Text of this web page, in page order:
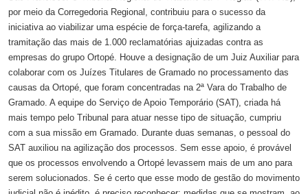
por meio da Corregedoria Regional, contribuiu para o sucesso da
iniciativa ao viabilizar uma espécie de força-tarefa, agilizando a
tramitação das mais de 1.000 reclamatórias ajuizadas contra as
empresas do grupo Ortopé. Houve a designação de um Juiz Auxiliar para
colaborar com os Juízes Titulares de Gramado no processamento das
causas da Ortopé, que foram concentradas na 2ª Vara do Trabalho de
Gramado. A equipe do Serviço de Apoio Temporário (SAT), criada há
mais tempo pelo Tribunal para atuar nesse tipo de situação, cumpriu
com a sua missão em Gramado. Durante duas semanas, o pessoal do
SAT auxiliou na agilização dos processos. Sem esse apoio, é provável
que os processos envolvendo a Ortopé levassem mais de um ano para
serem solucionados. Se é certo que esse modo de gestão do movimento